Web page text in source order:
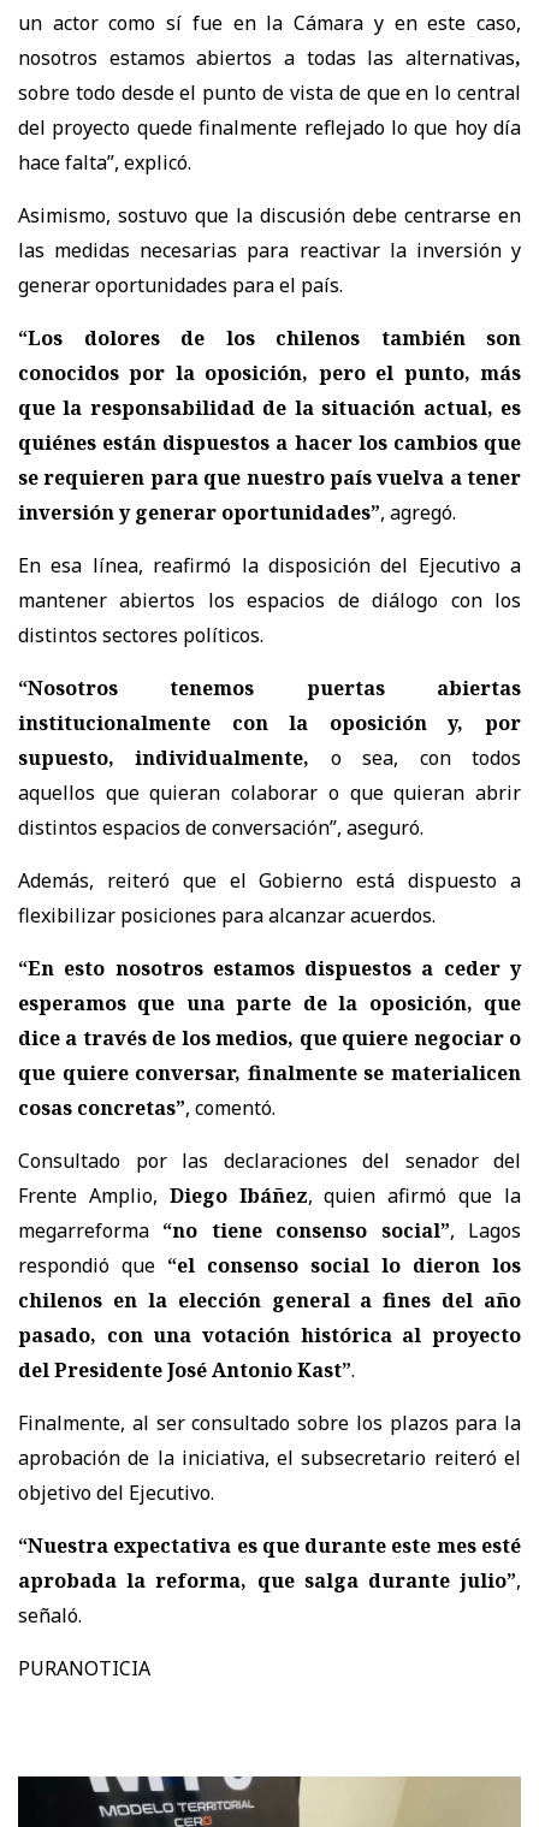
un actor como sí fue en la Cámara y en este caso,
nosotros estamos abiertos a todas las alternativas,
sobre todo desde el punto de vista de que en lo central
del proyecto quede finalmente reflejado lo que hoy día
hace falta”, explicó.
Asimismo, sostuvo que la discusión debe centrarse en
las medidas necesarias para reactivar la inversión y
generar oportunidades para el país.
“Los dolores de los chilenos también son
conocidos por la oposición, pero el punto, más
que la responsabilidad de la situación actual, es
quiénes están dispuestos a hacer los cambios que
se requieren para que nuestro país vuelva a tener
inversión y generar oportunidades”, agregó.
En esa línea, reafirmó la disposición del Ejecutivo a
mantener abiertos los espacios de diálogo con los
distintos sectores políticos.
“Nosotros tenemos puertas abiertas
institucionalmente con la oposición y, por
supuesto, individualmente, o sea, con todos
aquellos que quieran colaborar o que quieran abrir
distintos espacios de conversación”, aseguró.
Además, reiteró que el Gobierno está dispuesto a
flexibilizar posiciones para alcanzar acuerdos.
“En esto nosotros estamos dispuestos a ceder y
esperamos que una parte de la oposición, que
dice a través de los medios, que quiere negociar o
que quiere conversar, finalmente se materialicen
cosas concretas”, comentó.
Consultado por las declaraciones del senador del
Frente Amplio, Diego Ibáñez, quien afirmó que la
megarreforma “no tiene consenso social”, Lagos
respondió que “el consenso social lo dieron los
chilenos en la elección general a fines del año
pasado, con una votación histórica al proyecto
del Presidente José Antonio Kast”.
Finalmente, al ser consultado sobre los plazos para la
aprobación de la iniciativa, el subsecretario reiteró el
objetivo del Ejecutivo.
“Nuestra expectativa es que durante este mes esté
aprobada la reforma, que salga durante julio”,
señaló.
PURANOTICIA